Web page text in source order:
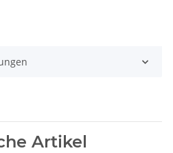
Artikel